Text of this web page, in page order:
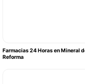
Farmacias 24 Horas en Mineral
Reforma